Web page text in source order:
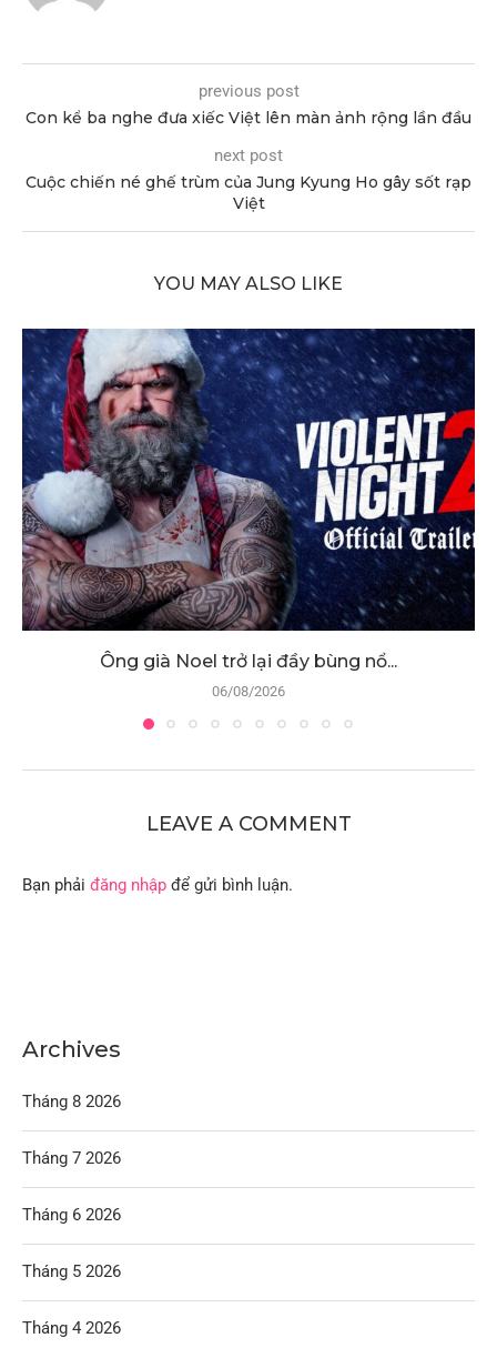
previous post
Con kể ba nghe đưa xiếc Việt lên màn ảnh rộng lần đầu
next post
Cuộc chiến né ghế trùm của Jung Kyung Ho gây sốt rạp
Việt
YOU MAY ALSO LIKE
Ông già Noel trở lại đầy bùng nổ...
06/08/2026
LEAVE A COMMENT
Bạn phải đăng nhập để gửi bình luận.
Archives
Tháng 8 2026
Tháng 7 2026
Tháng 6 2026
Tháng 5 2026
Tháng 4 2026